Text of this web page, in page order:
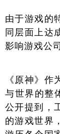
由于游戏的
同层面上达
影响游戏公
《原神》
与世界的整
公开提到，
的游戏世界